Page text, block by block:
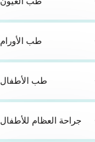
طب الأورام
طب الأطفال
جراحة العظام للأطفال